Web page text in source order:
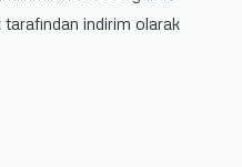
indirim olarak